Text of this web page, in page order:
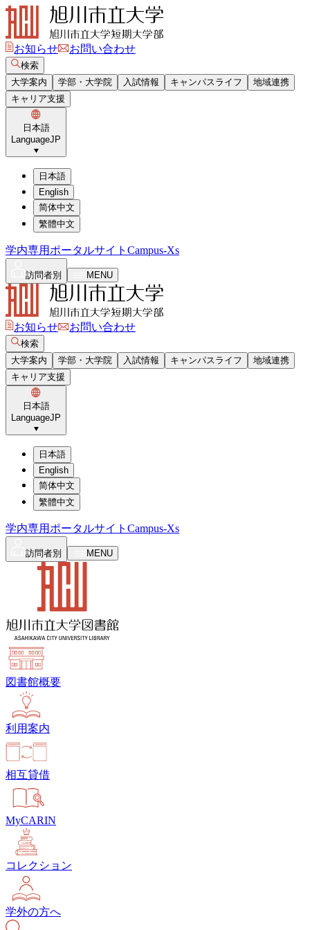
お知らせ お問い合わせ
検索
大学案内
学部・大学院 入試情報 キャンパスライフ
地域連携
キャリア支援
日本語
LanguageJP
日本語
English
简体中文
繁體中文
学内専用ポータルサイト Campus-Xs
訪問者別 MENU
お知らせ お問い合わせ
検索
大学案内
学部・大学院 入試情報 キャンパスライフ
地域連携
キャリア支援
日本語
LanguageJP
日本語
English
简体中文
繁體中文
学内専用ポータルサイト Campus-Xs
訪問者別 MENU
図書館概要
利用案内
相互貸借
MyCARIN
コレクション
学外の方へ